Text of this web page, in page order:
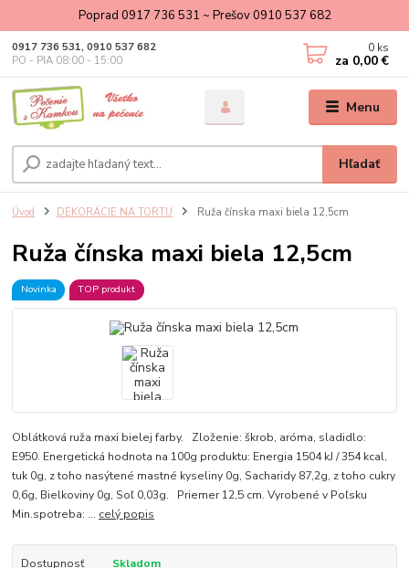
Poprad 0917 736 531 ~ Prešov 0910 537 682
Menu
Hľadať
0917 736 531, 0910 537 682
PO - PIA 08:00 - 15:00
0 ks
za 0,00 €
Úvod DEKORÁCIE NA TORTU Ruža čínska maxi biela 12,5cm
Ruža čínska maxi biela 12,5cm
Novinka TOP produkt
Oblátková ruža maxi bielej farby. Zloženie: škrob, aróma, sladidlo:
E950. Energetická hodnota na 100g produktu: Energia 1504 kJ / 354 kcal,
tuk 0g, z toho nasýtené mastné kyseliny 0g, Sacharidy 87,2g, z toho cukry
0,6g, Bielkoviny 0g, Soľ 0,03g. Priemer 12,5 cm. Vyrobené v Poľsku
Min.spotreba: ... celý popis
Dostupnosť Skladom